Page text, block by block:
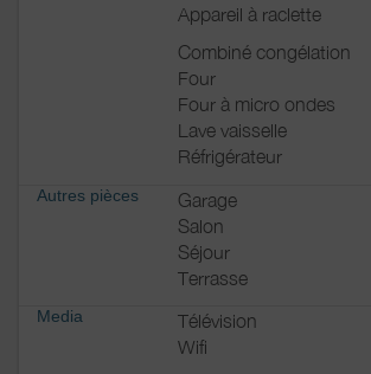
Appareil à raclette
Combiné congélation
Four
Four à micro ondes
Lave vaisselle
Réfrigérateur
Autres pièces
Garage
Salon
Séjour
Terrasse
Media
Télévision
Wifi